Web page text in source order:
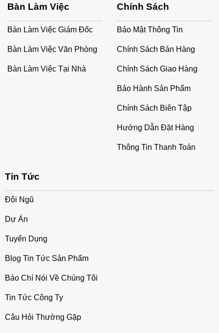
Bàn Làm Việc
Bàn Làm Việc Giám Đốc
Bàn Làm Việc Văn Phòng
Bàn Làm Việc Tại Nhà
Chính Sách
Bảo Mật Thông Tin
Chính Sách Bán Hàng
Chính Sách Giao Hàng
Bảo Hành Sản Phẩm
Chính Sách Biên Tập
Hướng Dẫn Đặt Hàng
Thông Tin Thanh Toán
Tin Tức
Đội Ngũ
Dự Án
Tuyển Dụng
Blog Tin Tức Sản Phẩm
Báo Chí Nói Về Chúng Tôi
Tin Tức Công Ty
Câu Hỏi Thường Gặp